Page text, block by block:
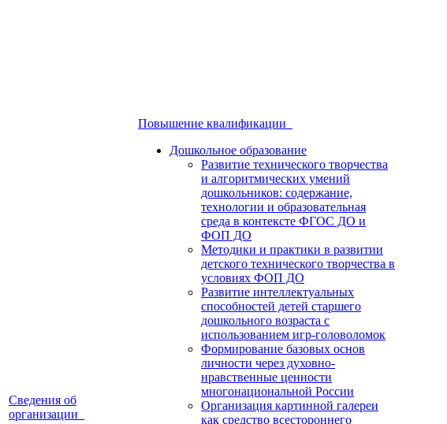
Сведения об
организации
Повышение квалификации
Дошкольное образование
Развитие технического творчества
и алгоритмических умений
дошкольников: содержание,
технологии и образовательная
среда в контексте ФГОС ДО и
ФОП ДО
Методики и практики в развитии
детского технического творчества в
условиях ФОП ДО
Развитие интеллектуальных
способностей детей старшего
дошкольного возраста с
использованием игр-головоломок
Формирование базовых основ
личности через духовно-
нравственные ценности
многонациональной России
Организация картинной галереи
как средство всестороннего